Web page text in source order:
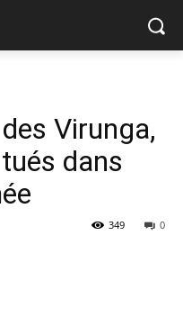
Virunga,
dans
0
349